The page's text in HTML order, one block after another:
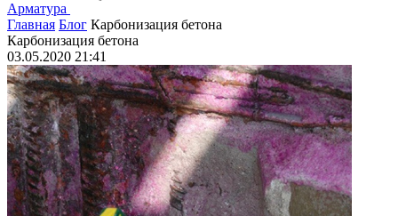
Арматура
Главная Блог Карбонизация бетона
Карбонизация бетона
03.05.2020 21:41